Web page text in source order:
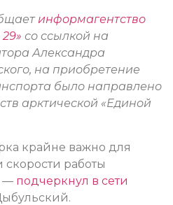
информагентство
со ссылкой на
Александра
на приобретение
было направлено
арктической «Единой
крайне важно для
работы
— подчеркнул в сети